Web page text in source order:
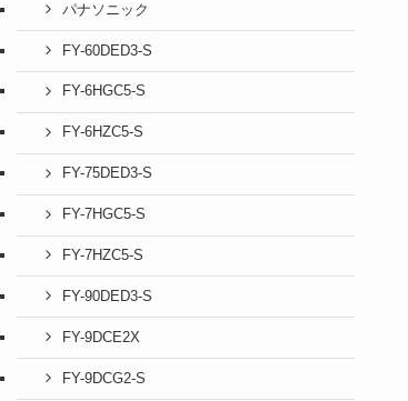
パナソニック
FY-60DED3-S
FY-6HGC5-S
FY-6HZC5-S
FY-75DED3-S
FY-7HGC5-S
FY-7HZC5-S
FY-90DED3-S
FY-9DCE2X
FY-9DCG2-S